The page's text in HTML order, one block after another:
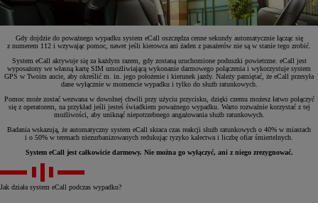
Gdy dojdzie do poważnego wypadku system eCall oszczędza cenne sekundy automatycznie łącząc się
z numerem 112 i wzywając pomoc, nawet jeśli kierowca ani żaden z pasażerów nie są w stanie tego zrobić.
System eCall aktywuje się za każdym razem, gdy zostaną uruchomione poduszki powietrzne. eCall jest
wyposażony we własną kartę SIM umożliwiającą wykonanie darmowego połączenia i wykorzystuje system
GPS w Twoim aucie, aby określić m. in. jego położenie i kierunek jazdy. Należy pamiętać, że eCall przesyła
dane wyłącznie w momencie wypadku i tylko do służb ratunkowych.
Pomoc może zostać wezwana w dowolnej chwili przy użyciu przycisku, dzięki czemu możesz łatwo połączyć
się z operatorem, na przykład jeśli jesteś świadkiem poważnego wypadku. Warto rozważnie korzystać z tej
możliwości, aby uniknąć niepotrzebnego angażowania służb ratunkowych.
Badania wskazują, że automatyczny system eCall skraca czas reakcji służb ratunkowych o 40% w miastach
i o 50% w terenach niezurbanizowanych redukując ryzyko kalectwa i liczbę ofiar śmiertelnych.
System eCall jest całkowicie darmowy. Nie można go wyłączyć, ani z niego zrezygnować.
Jak działa system eCall podczas wypadku?